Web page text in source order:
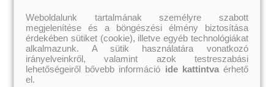
Külföldiek
Brigid Kemmerer
Cassandra Clare
Colleen Hoover
Elle Kennedy
Erin Watt
Holly Webb
Jeff Kinney
Magyarok
Ashley Carrigan
Benina
Bessenyei Gábor
Bodor Attila
Böszörményi Gyula
Cselenyák Imre
Weboldalunk tartalmának személyre szabott
megjelenítése és a böngészési élmény biztosítása
érdekében sütiket (cookie), illetve egyéb technológiákat
alkalmazunk. A sütik használatára vonatkozó
irányelveinkről, valamint azok testreszabási
lehetőségeiről bővebb információ ide kattintvaérhető
el.